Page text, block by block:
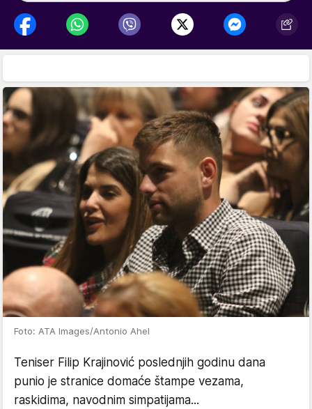
Foto: ATA Images/Antonio Ahel
Teniser Filip Krajinović poslednjih godinu dana
punio je stranice domaće štampe vezama,
raskidima, navodnim simpatijama...